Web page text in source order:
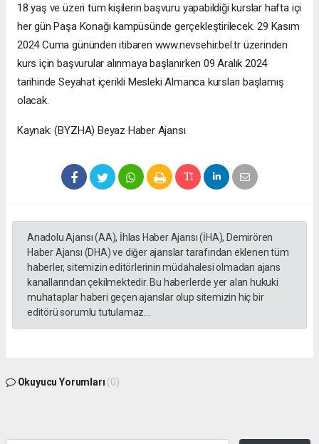
18 yaş ve üzeri tüm kişilerin başvuru yapabildiği kurslar hafta içi
her gün Paşa Konağı kampüsünde gerçekleştirilecek. 29 Kasım
2024 Cuma gününden itibaren www.nevsehir.bel.tr üzerinden
kurs için başvurular alınmaya başlanırken 09 Aralık 2024
tarihinde Seyahat içerikli Mesleki Almanca kursları başlamış
olacak.
Kaynak: (BYZHA) Beyaz Haber Ajansı
Anadolu Ajansı (AA), İhlas Haber Ajansı (İHA), Demirören
Haber Ajansı (DHA) ve diğer ajanslar tarafından eklenen tüm
haberler, sitemizin editörlerinin müdahalesi olmadan ajans
kanallarından çekilmektedir. Bu haberlerde yer alan hukuki
muhataplar haberi geçen ajanslar olup sitemizin hiç bir
editörü sorumlu tutulamaz...
Okuyucu Yorumları (0)